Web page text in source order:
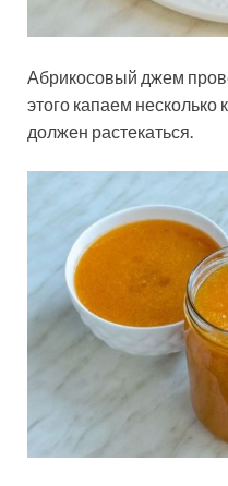
Абрикосовый джем
этого капаем
должен растекаться.